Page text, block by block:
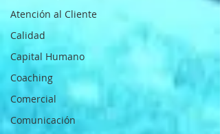
Atención al Cliente
Calidad
Capital Humano
Coaching
Comercial
Comunicación